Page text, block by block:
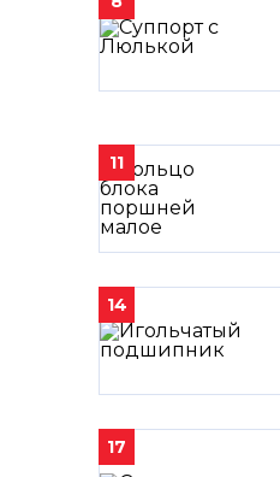
11
14
17